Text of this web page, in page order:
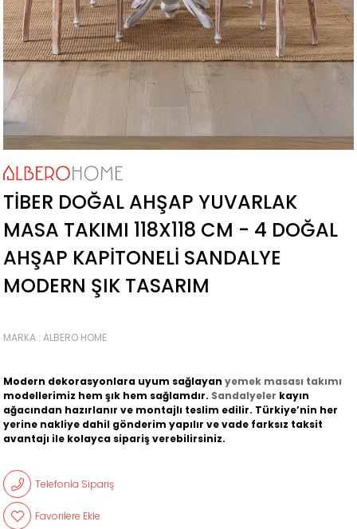
TIBER DOĞAL AHŞAP YUVARLAK
MASA TAKIMI 118X118 CM - 4 DOĞAL
AHŞAP KAPITONELI SANDALYE
MODERN ŞIK TASARIM
MARKA : ALBERO HOME
Modern dekorasyonlara uyum sağlayan yemek masası takımı
modellerimiz hem şık hem sağlamdır. Sandalyeler kayın
ağacından hazırlanır ve montajlı teslim edilir. Türkiye’nin her
yerine nakliye dahil gönderim yapılır ve vade farksız taksit
avantajı ile kolayca sipariş verebilirsiniz.
Telefonla Sipariş
Favorilere Ekle